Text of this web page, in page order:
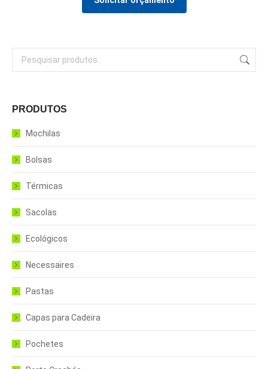
PRODUTOS
Mochilas
Bolsas
Térmicas
Sacolas
Ecológicos
Necessaires
Pastas
Capas para Cadeira
Pochetes